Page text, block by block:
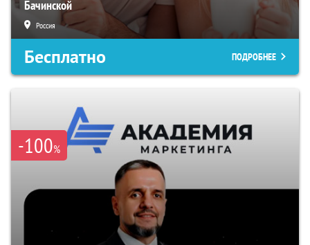
Бачинской
Россия
Бесплатно ПОДРОБНЕЕ
-100%